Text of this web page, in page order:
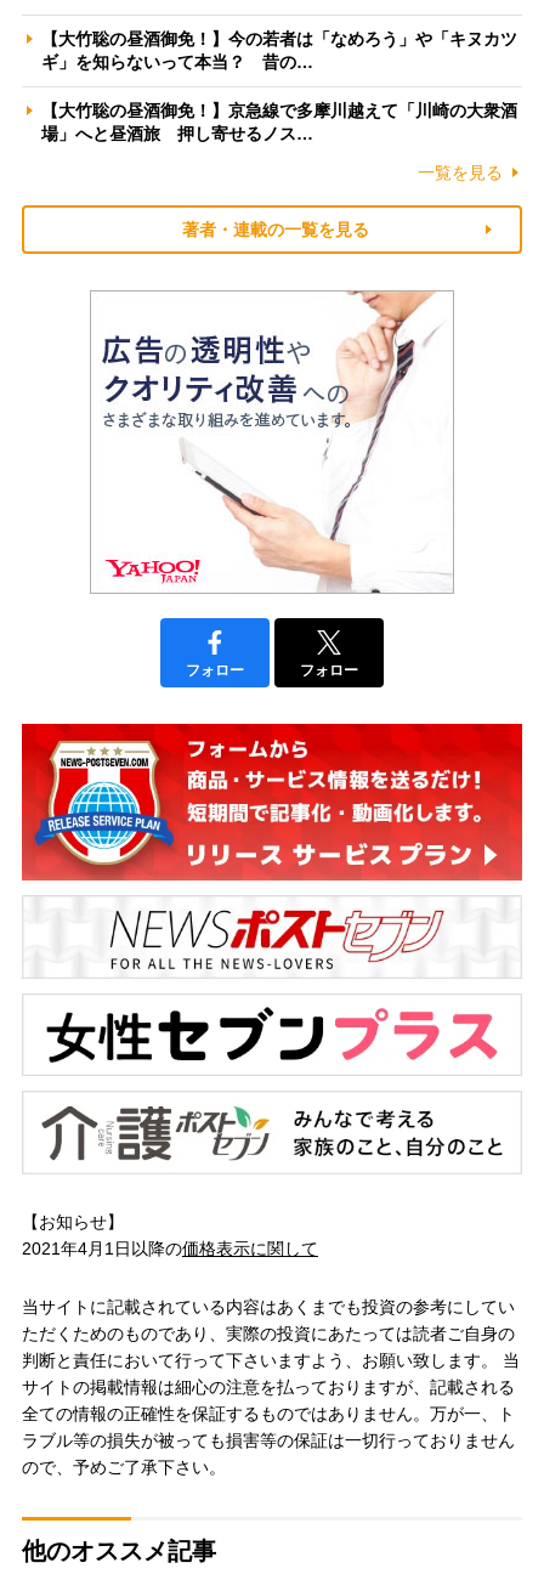
【大竹聡の昼酒御免！】今の若者は「なめろう」や「キヌカツ
ギ」を知らないって本当？ 昔の…
【大竹聡の昼酒御免！】京急線で多摩川越えて「川崎の大衆酒
場」へと昼酒旅 押し寄せるノス…
一覧を見る
著者・連載の一覧を見る
フォロー フォロー
【お知らせ】
2021年4月1日以降の価格表示に関して
当サイトに記載されている内容はあくまでも投資の参考にしてい
ただくためのものであり、実際の投資にあたっては読者ご自身の
判断と責任において行って下さいますよう、お願い致します。 当
サイトの掲載情報は細心の注意を払っておりますが、記載される
全ての情報の正確性を保証するものではありません。万が一、ト
ラブル等の損失が被っても損害等の保証は一切行っておりません
ので、予めご了承下さい。
他のオススメ記事